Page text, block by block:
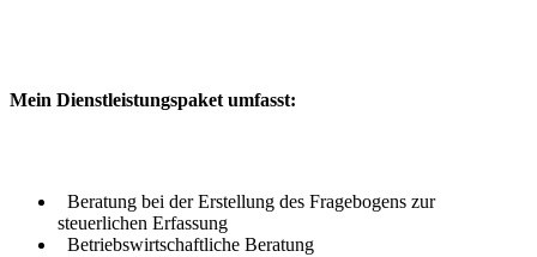
Mein Dienstleistungspaket umfasst:
Beratung bei der Erstellung des Fragebogens zur
steuerlichen Erfassung
Betriebswirtschaftliche Beratung